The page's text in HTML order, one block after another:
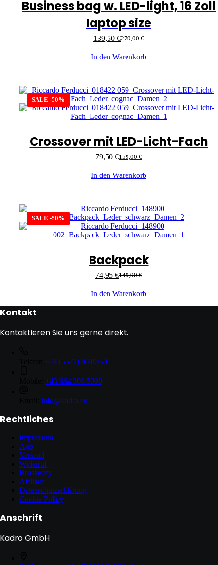
Business bag w. LED-light, 16 Zoll
laptop size
279,00€
139,50 €
In den Warenkorb
SALE -50%
Crossover mit LED-Licht-Fach
159,00€
79,50 €
In den Warenkorb
SALE -50%
Backpack
149,90€
74,95 €
In den Warenkorb
Kontakt
Kontaktieren Sie uns gerne direkt.
+43 (5577) 84491-0
+43 664 308 5098
info@kadro.eu
Rechtliches
Impressum
Agb
Versand
Widerruf
Brusheezy
Affiliate
Datenschutzerklärung
Cookie Policy
Anschrift
Kadro GmbH